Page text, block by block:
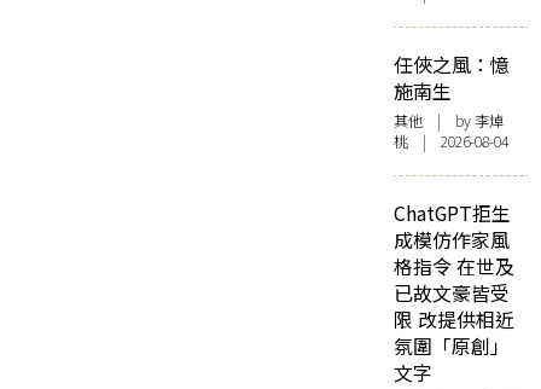
任俠之風：憶
施南生
其他 | by 李焯
桃 | 2026-08-04
ChatGPT拒生
成模仿作家風
格指令 在世及
已故文豪皆受
限 改提供相近
氛圍「原創」
文字